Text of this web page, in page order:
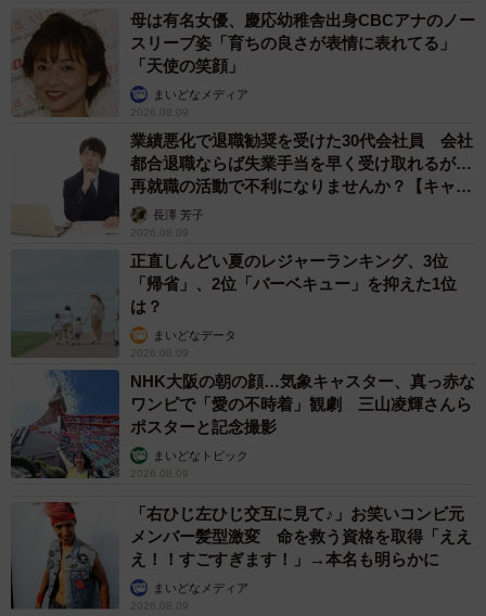
母は有名女優、慶応幼稚舎出身CBCアナのノー
スリーブ姿「育ちの良さが表情に表れてる」
「天使の笑顔」
まいどなメディア
2026.08.09
業績悪化で退職勧奨を受けた30代会社員 会社
都合退職ならば失業手当を早く受け取れるが…
再就職の活動で不利になりませんか？【キャリ
アカウンセラーが解説】
長澤 芳子
2026.08.09
正直しんどい夏のレジャーランキング、3位
「帰省」、2位「バーベキュー」を抑えた1位
は？
まいどなデータ
2026.08.09
NHK大阪の朝の顔…気象キャスター、真っ赤な
ワンピで「愛の不時着」観劇 三山凌輝さんら
ポスターと記念撮影
まいどなトピック
2026.08.09
「右ひじ左ひじ交互に見て♪」お笑いコンビ元
メンバー髪型激変 命を救う資格を取得「ええ
え！！すごすぎます！」→本名も明らかに
まいどなメディア
2026.08.09